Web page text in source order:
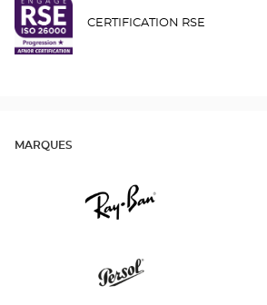
CERTIFICATION RSE
MARQUES